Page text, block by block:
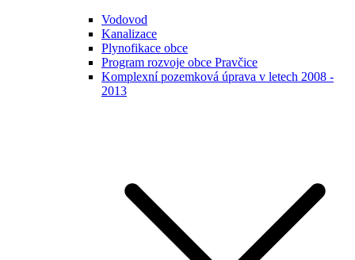
Vodovod
Kanalizace
Plynofikace obce
Program rozvoje obce Pravčice
Komplexní pozemková úprava v letech 2008 -
2013